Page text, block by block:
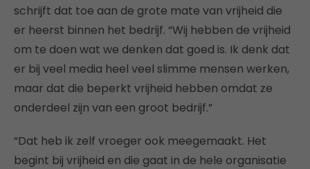
schrijft dat toe aan de grote mate van vrijheid die
er heerst binnen het bedrijf. “Wij hebben de vrijheid
om te doen wat we denken dat goed is. Ik denk dat
er bij veel media heel veel slimme mensen werken,
maar dat die beperkt vrijheid hebben omdat ze
onderdeel zijn van een groot bedrijf.”
“Dat heb ik zelf vroeger ook meegemaakt. Het
begint bij vrijheid en die gaat in de hele organisatie